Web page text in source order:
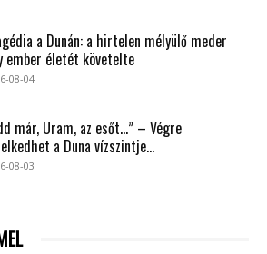
a Dunán: a hirtelen mélyülő meder
ember életét követelte
08-04
már, Uram, az esőt…” – Végre
a Duna vízszintje...
08-03